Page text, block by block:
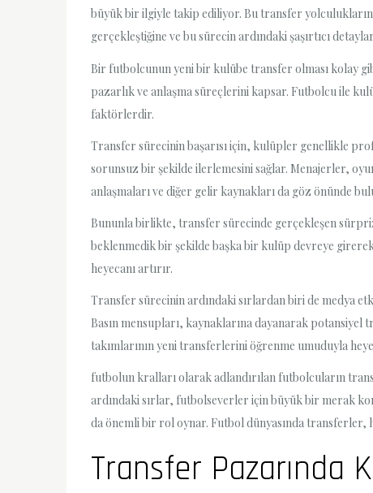
büyük bir ilgiyle takip ediliyor. Bu transfer
gerçekleştiğine ve bu sürecin ardındaki şaşırtıcı
Bir futbolcunun yeni bir kulübe transfer olması kolay
pazarlık ve anlaşma süreçlerini kapsar. Futbolcu ile
faktörlerdir.
Transfer sürecinin başarısı için, kulüpler genellikle
sorunsuz bir şekilde ilerlemesini sağlar. Menajerler,
anlaşmaları ve diğer gelir kaynakları da göz önünde
Bununla birlikte, transfer sürecinde gerçekleşen
beklenmedik bir şekilde başka bir kulüp devreye
heyecanı artırır.
Transfer sürecinin ardındaki sırlardan biri de medya
Basın mensupları, kaynaklarına dayanarak
takımlarının yeni transferlerini öğrenme umuduyla
futbolun kralları olarak adlandırılan futbolcuların
ardındaki sırlar, futbolseverler için büyük bir merak
da önemli bir rol oynar. Futbol dünyasında transferler,
Transfer Pazarında